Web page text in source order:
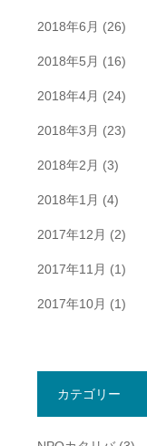
2018年6月 (26)
2018年5月 (16)
2018年4月 (24)
2018年3月 (23)
2018年2月 (3)
2018年1月 (4)
2017年12月 (2)
2017年11月 (1)
2017年10月 (1)
カテゴリー